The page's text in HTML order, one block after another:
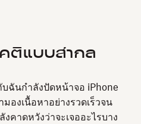
ติแบบสากล
ฉันกำลังปัดหน้าจอ iPhone
องเนื้อหาอย่างรวดเร็วจน
คาดหวังว่าจะเจออะไรบาง